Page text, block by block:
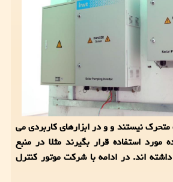
متحرک نیستند و و در ابزارهای کاربردی می
استفاده قرار بگیرند مثلا در منبع
داشته اند. در ادامه با شرکت موتور کنترل